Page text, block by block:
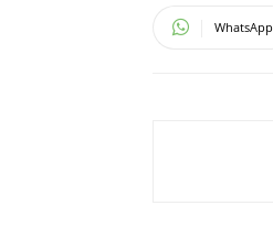
WhatsApp